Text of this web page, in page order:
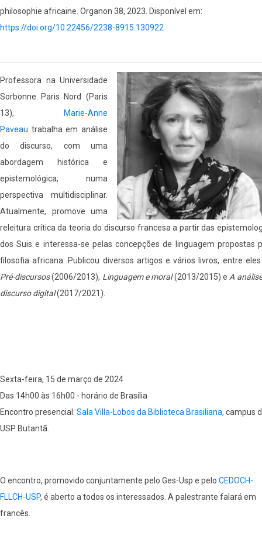
philosophie africaine. Organon 38, 2023. Disponível em:
https://doi.org/10.22456/2238-8915.130922
Professora na Universidade
Sorbonne Paris Nord (Paris
13),
Marie-Anne
Paveau trabalha em análise
do discurso, com uma
abordagem histórica e
epistemológica, numa
perspectiva multidisciplinar.
Atualmente, promove uma
releitura crítica da teoria do discurso francesa a partir das
dos Suis e interessa-se pelas concepções de linguagem propostas
filosofia africana. Publicou diversos artigos e vários livros, entre
Pré-discursos(2006/2013), Linguagem e moral(2013/2015) eA
discurso digital(2017/2021).
Sexta-feira, 15 de março de 2024
Das 14h00 às 16h00 - horário de Brasília
Encontro presencial: Sala Villa-Lobos da Biblioteca Brasiliana, campus
USP Butantã.
O encontro, promovido conjuntamente pelo Ges-Usp e pelo CEDOCH-
FLLCH-USP, é aberto a todos os interessados. A palestrante falará em
francês.